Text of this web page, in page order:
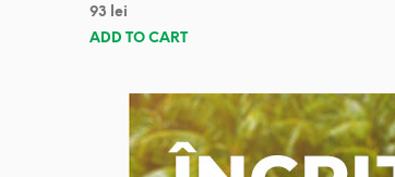
93
lei
ADD TO CART